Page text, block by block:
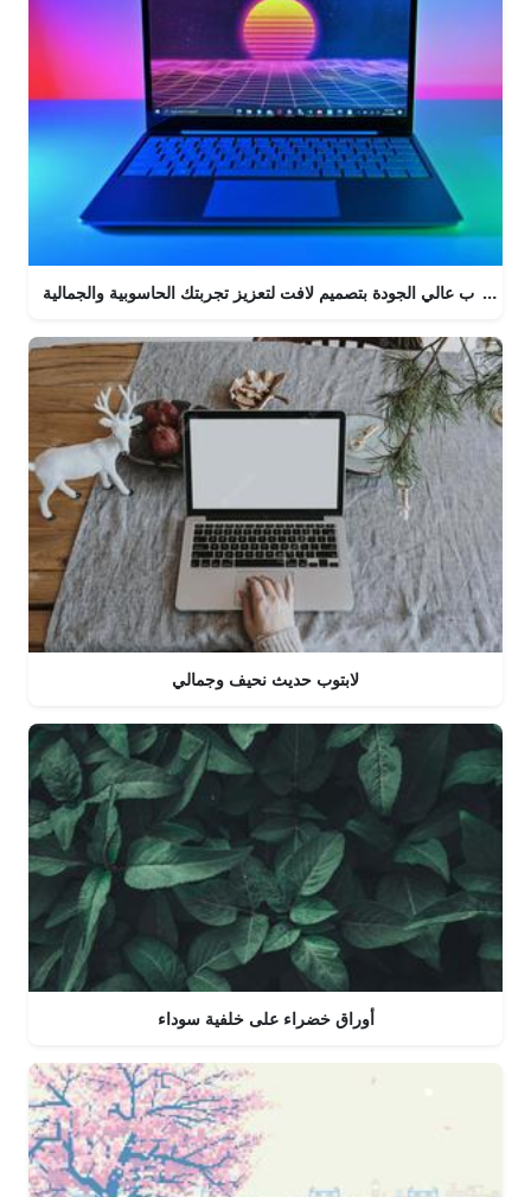
لابتوب عالي الجودة بتصميم لافت لتعزيز تجربتك الحاسوبية والجمالية
لابتوب حديث نحيف وجمالي
أوراق خضراء على خلفية سوداء